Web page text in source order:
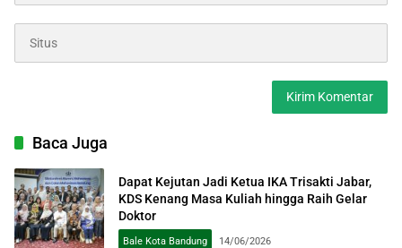
Baca Juga
Dapat Kejutan Jadi Ketua IKA Trisakti Jabar,
KDS Kenang Masa Kuliah hingga Raih Gelar
Doktor
Bale Kota Bandung 14/06/2026